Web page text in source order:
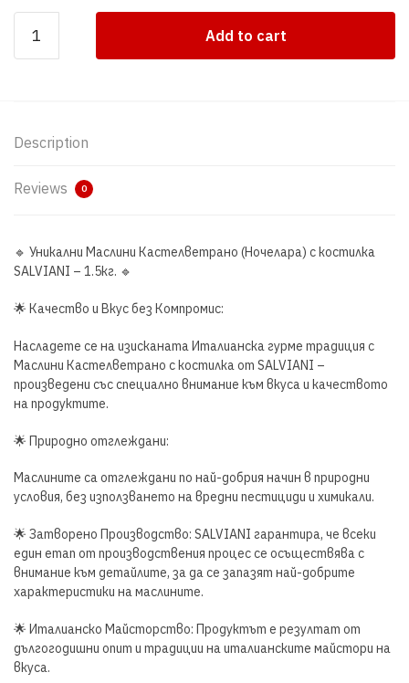
Кастелветрано
(Ночелара)
quantity
Add to cart
Description
Reviews 0
🔹 Уникални Маслини Кастелветрано (Ночелара) с костилка
SALVIANI – 1.5кг. 🔹
🌟 Качество и Вкус без Компромис:
Насладете се на изисканата Италианска гурме традиция с
Маслини Кастелветрано с костилка от SALVIANI –
произведени със специално внимание към вкуса и качеството
на продуктите.
🌟 Природно отглеждани:
Маслините са отглеждани по най-добрия начин в природни
условия, без използването на вредни пестициди и химикали.
🌟 Затворено Производство: SALVIANI гарантира, че всеки
един етап от производствения процес се осъществява с
внимание към детайлите, за да се запазят най-добрите
характеристики на маслините.
🌟 Италианско Майсторство: Продуктът е резултат от
дългогодишни опит и традиции на италианските майстори на
вкуса.